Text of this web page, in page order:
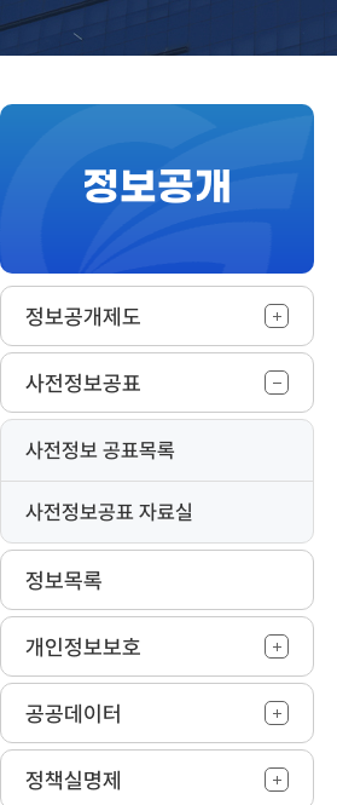
정보공개
정보공개제도
사전정보공표
사전정보 공표목록
사전정보공표 자료실
정보목록
개인정보보호
공공데이터
정책실명제
본